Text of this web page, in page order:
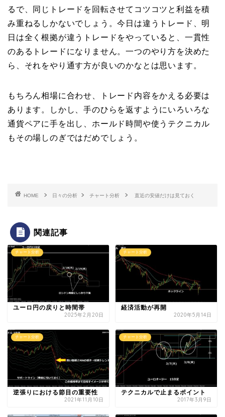
るで、同じトレードを回転させてコツコツと利益を積
み重ねるしかないでしょう。今日は違うトレード、明
日は全く根拠が違うトレードをやっていると、一貫性
のあるトレードになりません。一つのやり方を決めた
ら、それをやり通す方が良いのかなとは思います。
もちろん相場に合わせ、トレード内容をかえる必要は
あります。しかし、手のひらを返すようにいろいろな
通貨ペアに手を出し、ホールド時間や使うテクニカル
もその場しのぎではだめでしょう。
HOME 日々の分析 チャート分析 直近の安値だけは見ておく
関連記事
チャート分析
ユーロ円の戻りと時間帯
2025年2月20日
チャート分析
経済活動が再開
2020年5月14日
チャート分析
逆張りにおける節目の重要性
2021年11月10日
チャート分析
テクニカルで止まるポイント
2017年3月9日